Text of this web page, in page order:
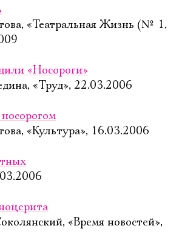
«Театральная Жизнь (№ 1,
«Носороги»
«Труд», 22.03.2006
«Культура», 16.03.2006
«Время новостей»,